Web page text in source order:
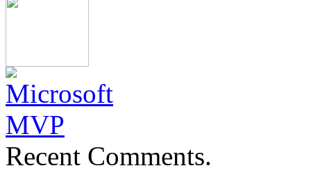
Recent Comments.